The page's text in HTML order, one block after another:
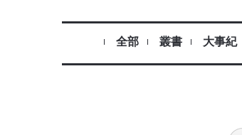
全部 叢書 大事紀